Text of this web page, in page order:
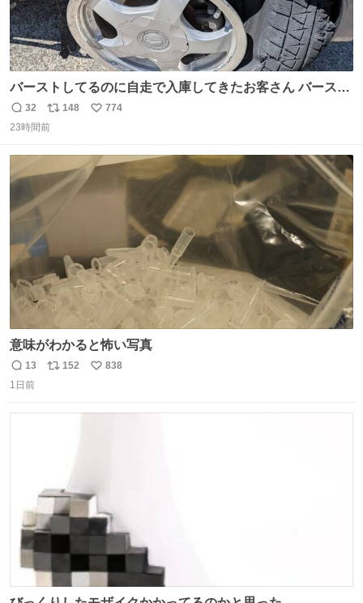
バーストしてるのに自走で入庫してきたお客さん バースト
したならその場で動かないで助け呼んで下さい😰 保険にロ
ードサービス付いてて金銭負担も無いんですから これで走
装ダメージ、ABSセンサ断線、ブレーキホースも傷入っち
ゃってます…
返
信
32
リ
ポ
数
148
い
数
774
23時間前
意味がわかると怖い写真
返
信
13
リ
152
い
838
1日前